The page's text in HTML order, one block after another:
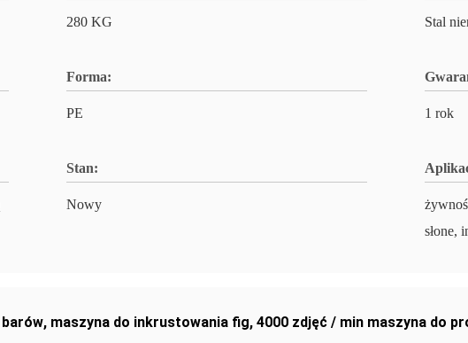
280 KG Stal
Forma:
PE 1 rok
Stan:
Nowy
słone,
, maszyna do inkrustowania fig, 4000 zdjęć / min maszyna do